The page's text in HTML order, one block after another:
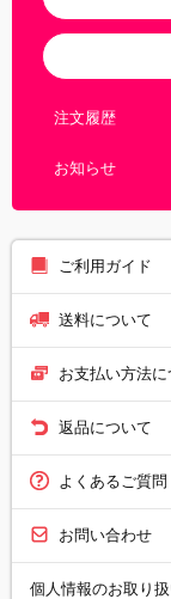
注文履歴
お知らせ
ご利用ガイド
送料について
お支払い方法に
返品について
よくあるご質問
お問い合わせ
個人情報のお取り